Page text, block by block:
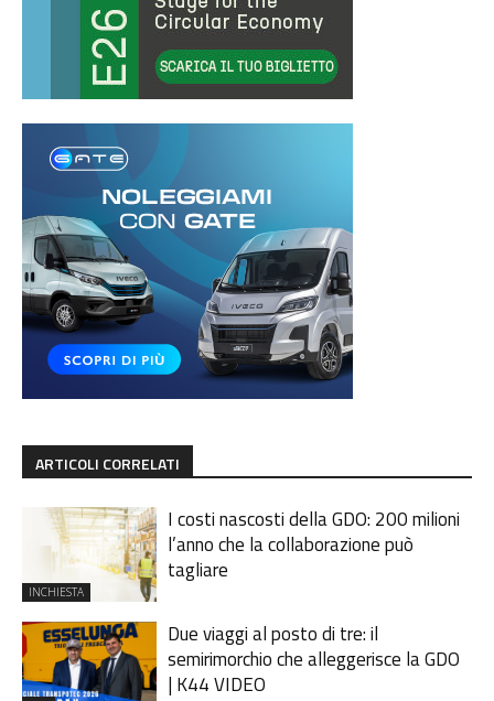
ARTICOLI CORRELATI
INCHIESTA
I costi nascosti della GDO: 200 milioni
l’anno che la collaborazione può
tagliare
Due viaggi al posto di tre: il
semirimorchio che alleggerisce la GDO
| K44 VIDEO